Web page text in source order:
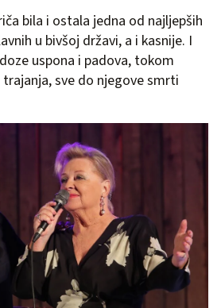
bila i ostala jedna od najljepših
u bivšoj državi, a i kasnije. I
uspona i padova, tokom
sve do njegove smrti